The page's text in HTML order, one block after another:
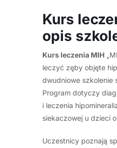
Kurs
opis
Kurs leczenia MIH
leczyć zęby objęte
dwudniowe szkolenie
Program dotyczy
i leczenia
siekaczowej u dzieci
Uczestnicy poznają
leczenie
przebarwień,
stosowanie
koron
stalowych
i
znieczulanie
zębów
trzonowych.